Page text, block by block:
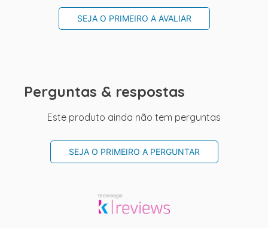
SEJA O PRIMEIRO A AVALIAR
Perguntas & respostas
Este produto ainda não tem perguntas
SEJA O PRIMEIRO A PERGUNTAR